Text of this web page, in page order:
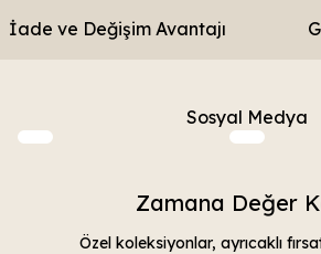
İade ve Değişim Avantajı
Sosyal Medya
Zamana Değer
Özel koleksiyonlar, ayrıcaklı